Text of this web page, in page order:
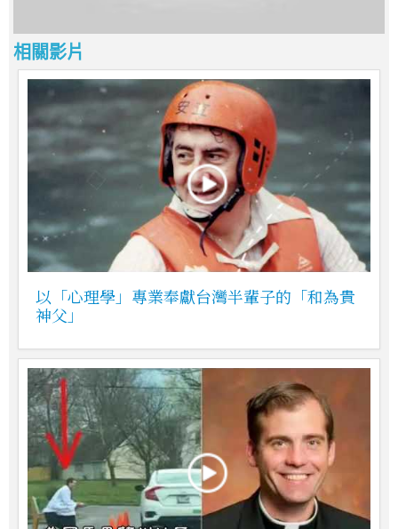
相關影片
以「心理學」專業奉獻台灣半輩子的「和為貴
神父」